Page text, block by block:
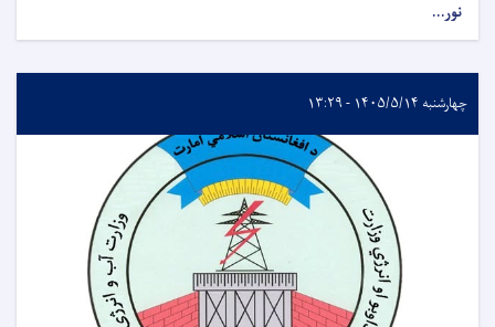
نور...
چهارشنبه ۱۴۰۵/۵/۱۴ - ۱۳:۲۹